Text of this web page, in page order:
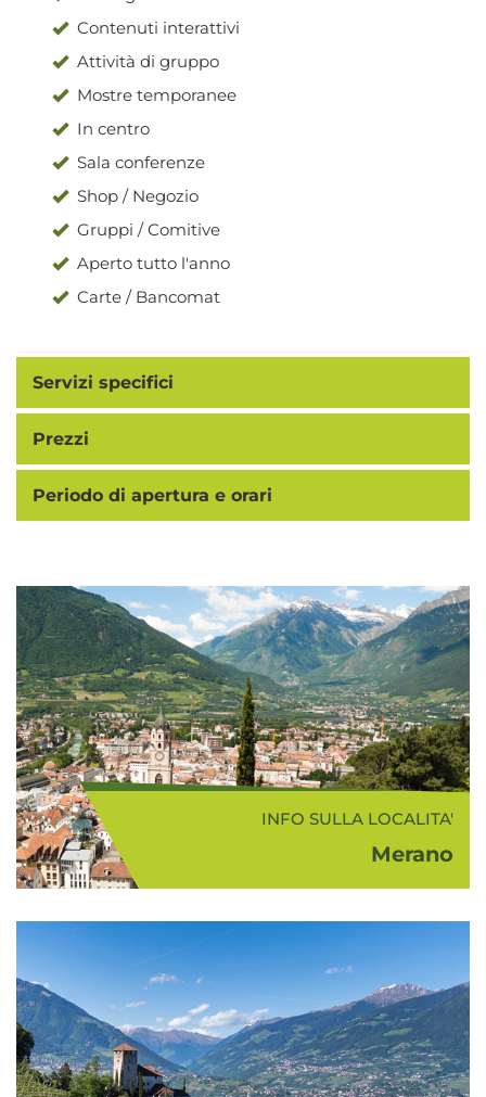
Contenuti interattivi
Attività di gruppo
Mostre temporanee
In centro
Sala conferenze
Shop / Negozio
Gruppi / Comitive
Aperto tutto l'anno
Carte / Bancomat
Servizi specifici
Prezzi
Periodo di apertura e orari
INFO SULLA LOCALITA'
Merano
montagne e dolci colline coltivate a
vigneti e frutteti. "Il più bel
paesaggio che abbia mai visto"
scriveva Franz Kafka ne...